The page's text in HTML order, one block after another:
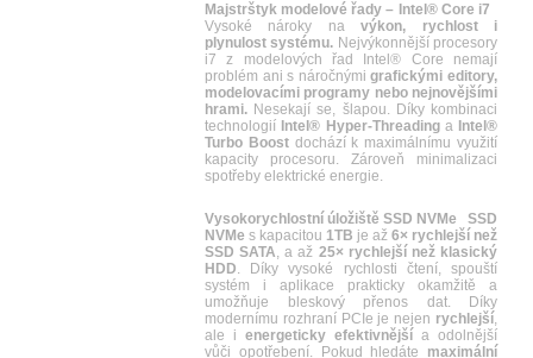
Majstrštyk modelové řady – Intel® Core i7
Vysoké nároky navýkon, rychlost i
plynulost systému. Nejvýkonnější procesory
i7 z modelových řad Intel® Core nemají
problém ani s náročnýmigrafickými editory,
modelovacími programy nebo nejnovějšími
hrami. Nesekají se, šlapou. Díky kombinaci
technologií
Intel® Hyper-Threadinga Intel®
Turbo Boostdochází k maximálnímu využití
kapacity procesoru. Zároveň minimalizaci
spotřeby elektrické energie.
Vysokorychlostní úložiště SSD NVMe
SSD
NVMe s kapacitou 1TB je až 6× rychlejší než
SSD SATA, a až 25× rychlejší než klasický
HDD. Díky vysoké rychlosti čtení, spouští
systém i aplikace prakticky okamžitě a
umožňuje bleskový přenos dat. Díky
modernímu rozhraní PCIe je nejen rychlejší,
ale i energeticky efektivnější a odolnější
vůči opotřebení. Pokud hledáte maximální